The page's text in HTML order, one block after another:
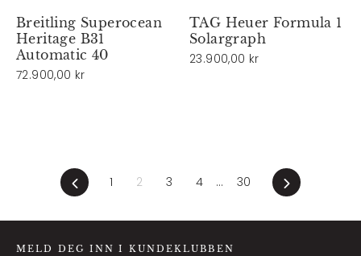
Breitling Superocean
Heritage B31
Automatic 40
72.900,00 kr
TAG Heuer Formula 1
Solargraph
23.900,00 kr
Forrige1 2 3 4 … 30 Neste
MELD DEG INN I KUNDEKLUBBEN